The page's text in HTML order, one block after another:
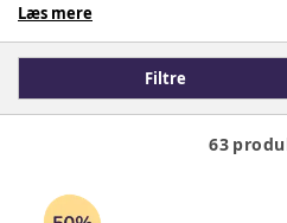
Derfor er det vigtigt både at
ansigtet og nakken. Her på
børn i forskellige varianter.
Læs mere
Filtre
63